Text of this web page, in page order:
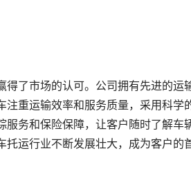
得了市场的认可。公司拥有先进的运
重运输效率和服务质量，采用科学
务和保险保障，让客户随时了解车
运行业不断发展壮大，成为客户的